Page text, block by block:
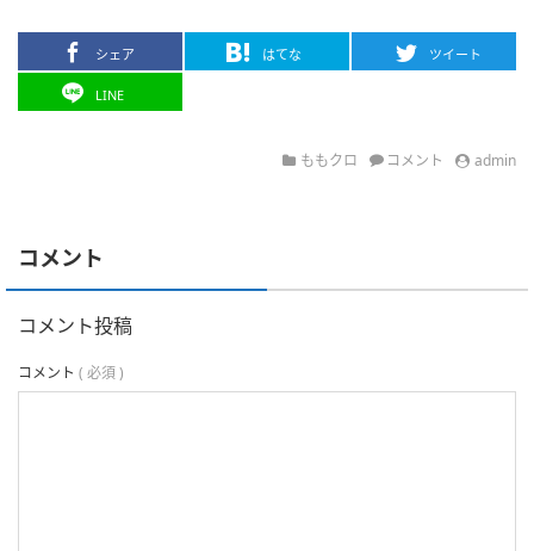
シェア はてな ツイート
LINE
ももクロ コメント admin
コメント
コメント投稿
コメント ( 必須 )